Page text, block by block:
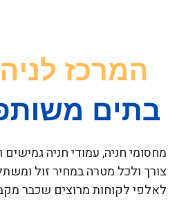
מחסומי חניה, עמודי חניה
צורך ולכל מטרה במחיר זול
לאלפי לקוחות מרוצים שכבר